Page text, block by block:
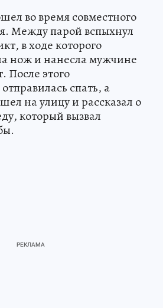
во время совместного
Между парой вспыхнул
в ходе которого
нож и нанесла мужчине
После этого
спать, а
на улицу и рассказал о
который вызвал